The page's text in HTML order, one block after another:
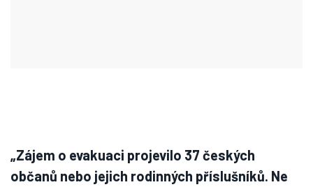
„Zájem o evakuaci projevilo 37 českých
občanů nebo jejich rodinných příslušníků. Ne